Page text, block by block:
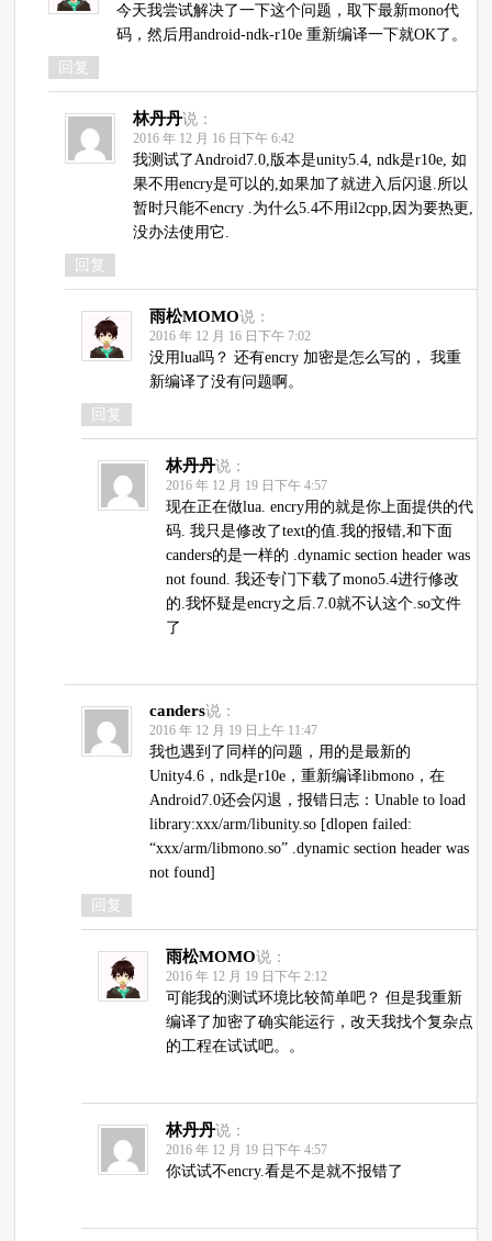
今天我尝试解决了一下这个问题，取下最新mono代
码，然后用android-ndk-r10e 重新编译一下就OK了。
回复
林丹丹说：
2016 年 12 月 16 日下午 6:42
我测试了Android7.0,版本是unity5.4, ndk是r10e, 如
果不用encry是可以的,如果加了就进入后闪退.所以
暂时只能不encry .为什么5.4不用il2cpp,因为要热更,
没办法使用它.
回复
雨松MOMO说：
2016 年 12 月 16 日下午 7:02
没用lua吗？ 还有encry 加密是怎么写的， 我重
新编译了没有问题啊。
回复
林丹丹说：
2016 年 12 月 19 日下午 4:57
现在正在做lua. encry用的就是你上面提供的代
码. 我只是修改了text的值.我的报错,和下面
canders的是一样的 .dynamic section header was
not found. 我还专门下载了mono5.4进行修改
的.我怀疑是encry之后.7.0就不认这个.so文件
了
canders说：
2016 年 12 月 19 日上午 11:47
我也遇到了同样的问题，用的是最新的
Unity4.6，ndk是r10e，重新编译libmono，在
Android7.0还会闪退，报错日志：Unable to load
library:xxx/arm/libunity.so [dlopen failed:
“xxx/arm/libmono.so” .dynamic section header was
not found]
回复
雨松MOMO说：
2016 年 12 月 19 日下午 2:12
可能我的测试环境比较简单吧？ 但是我重新
编译了加密了确实能运行，改天我找个复杂点
的工程在试试吧。。
林丹丹说：
2016 年 12 月 19 日下午 4:57
你试试不encry.看是不是就不报错了